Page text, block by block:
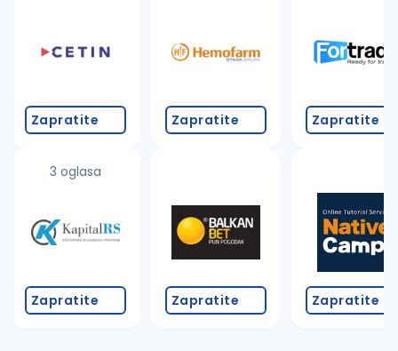
proverite pravopisne greške (koristite č, ć, š, đ,
promenite odabrane filtere pretrage
Zapratite
3 oglasa
Zapratite
Zapratite
Zapratite
Zapratite
Zapratite